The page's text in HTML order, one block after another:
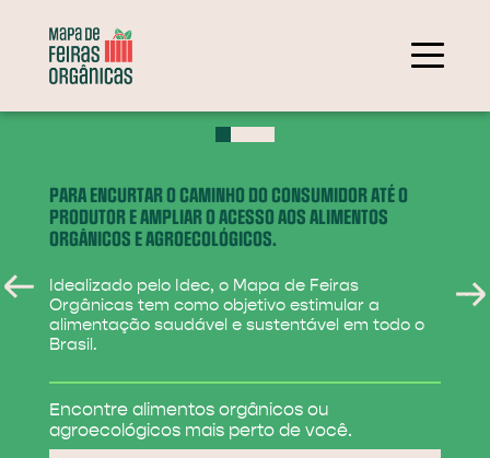
PARA ENCURTAR O CAMINHO DO CONSUMIDOR ATÉ O
PRODUTOR E AMPLIAR O ACESSO AOS ALIMENTOS
ORGÂNICOS E AGROECOLÓGICOS.
Idealizado pelo Idec, o Mapa de Feiras
Orgânicas tem como objetivo estimular a
alimentação saudável e sustentável em todo o
Brasil.
Encontre alimentos orgânicos ou
agroecológicos mais perto de você.
284
31